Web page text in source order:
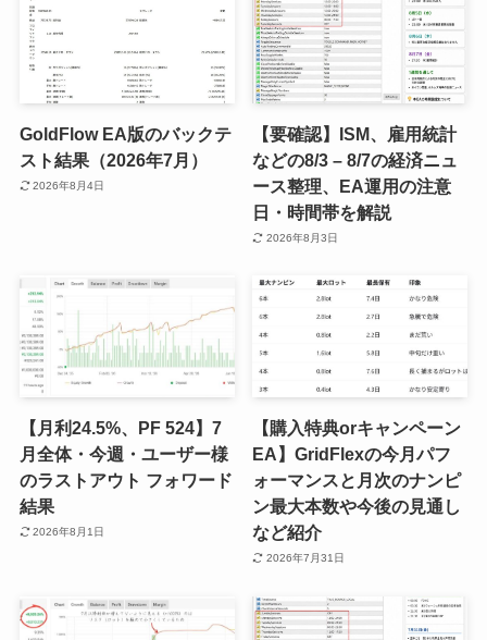
GoldFlow EA版のバックテ
スト結果（2026年7月）
2026年8月4日
【要確認】ISM、雇用統計
などの8/3 – 8/7の経済ニュ
ース整理、EA運用の注意
日・時間帯を解説
2026年8月3日
【月利24.5%、PF 524】7
月全体・今週・ユーザー様
のラストアウト フォワード
結果
2026年8月1日
【購入特典orキャンペーン
EA】GridFlexの今月パフ
ォーマンスと月次のナンピ
ン最大本数や今後の見通し
など紹介
2026年7月31日